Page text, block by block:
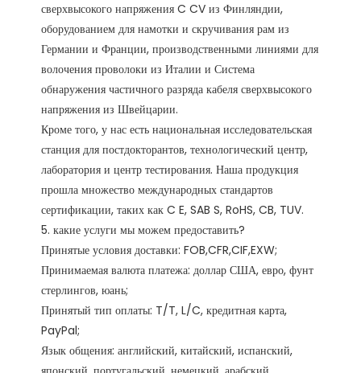
сверхвысокого напряжения C CV из Финляндии,
оборудованием для намотки и скручивания рам из
Германии и Франции, производственными линиями для
волочения проволоки из Италии и Система
обнаружения частичного разряда кабеля сверхвысокого
напряжения из Швейцарии.
Кроме того, у нас есть национальная исследовательская
станция для постдокторантов, технологический центр,
лаборатория и центр тестирования. Наша продукция
прошла множество международных стандартов
сертификации, таких как C E, SAB S, RoHS, CB, TUV.
5. какие услуги мы можем предоставить?
Принятые условия доставки: FOB,CFR,CIF,EXW;
Принимаемая валюта платежа: доллар США, евро, фунт
стерлингов, юань;
Принятый тип оплаты: T/T, L/C, кредитная карта,
PayPal;
Язык общения: английский, китайский, испанский,